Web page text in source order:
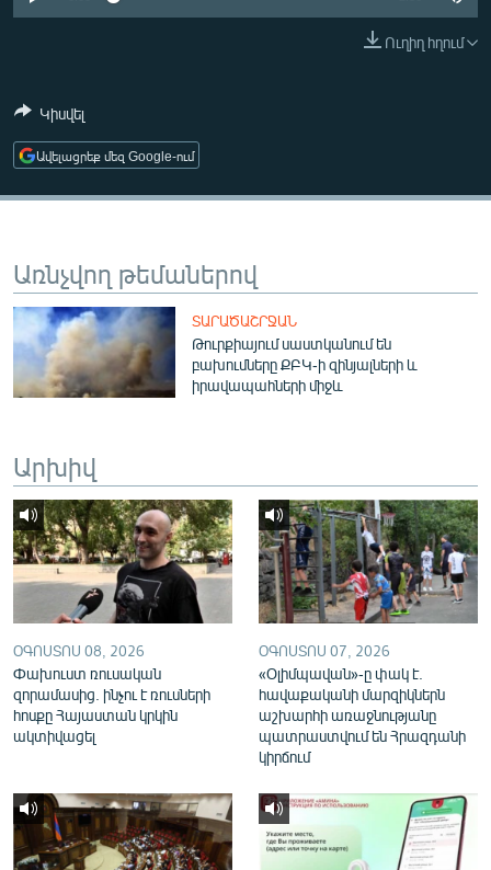
ՄԻՋԱԶԳԱՅԻՆ
ՄԵԿՆԱԲԱՆՈՒԹՅՈՒՆ
ՏՏ ԵՒ ԻՆՏԵՐՆԵՏ
ՏԵՍԱՆՅՈՒԹԵՐ
ԲԱՆԱՎԵՃ
ՁԳՏԵԼՈՎ ԼԱՎԱԳՈՒՅՆԻՆ
Հայերեն
English
Русский
ՀԵՏԵՎԵՔ ՄԵԶ
«Ազատության» բոլոր կայքերը
Ուղիղ հղում
Կիսվել
Ավելացրեք մեզ Google-ում
Առնչվող թեմաներով
ՏԱՐԱԾԱՇՐՋԱՆ
Թուրքիայում սաստկանում են
բախումները ՔԲԿ-ի զինյալների և
իրավապահների միջև
Արխիվ
ՕԳՈՍՏՈՍ 08, 2026
Փախուստ ռուսական
զորամասից. ինչու է ռուսների
հոսքը Հայաստան կրկին
ակտիվացել
ՕԳՈՍՏՈՍ 07, 2026
«Օլիմպավան»-ը փակ է.
հավաքականի մարզիկներն
աշխարհի առաջնությանը
պատրաստվում են Հրազդանի
կիրճում